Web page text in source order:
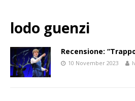
lodo guenzi
Recensione:
10 November 2023